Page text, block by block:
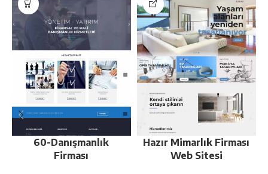
60-Danışmanlık
Firması
Hazır Mimarlık Firması
Web Sitesi